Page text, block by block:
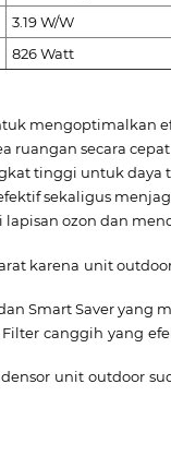
3.19 W/W
826 Watt
mengoptimalkan
secara
tinggi untuk daya
sekaligus
ozon dan
karena unit
Smart Saver yang
canggih yang
unit outdoor